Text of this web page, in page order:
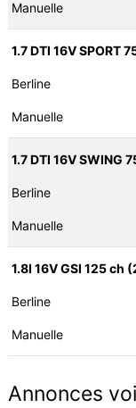
Manuelle
1.7 DTI 16V SPORT
Berline
Manuelle
1.7 DTI 16V SWING
Berline
Manuelle
1.8I 16V GSI 125
Berline
Manuelle
Annonces